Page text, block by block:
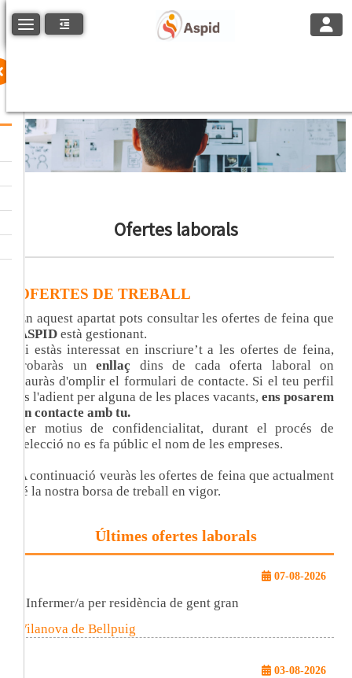
Toggle navigation
Ofertes laborals
OFERTES DE TREBALL
En aquest apartat pots consultar les ofertes de feina que
ASPID està gestionant.
Si estàs interessat en inscriure’t a les ofertes de feina,
trobaràs un enllaç dins de cada oferta laboral on
hauràs d'omplir el formulari de contacte. Si el teu perfil
es l'adient per alguna de les places vacants, ens posarem
en contacte amb tu.
Per motius de confidencialitat, durant el procés de
selecció no es fa públic el nom de les empreses.
A continuació veuràs les ofertes de feina que actualment
té la nostra borsa de treball en vigor.
Últimes ofertes laborals
Infermer/a per residència de gent gran
Vilanova de Bellpuig
07-08-2026
03-08-2026